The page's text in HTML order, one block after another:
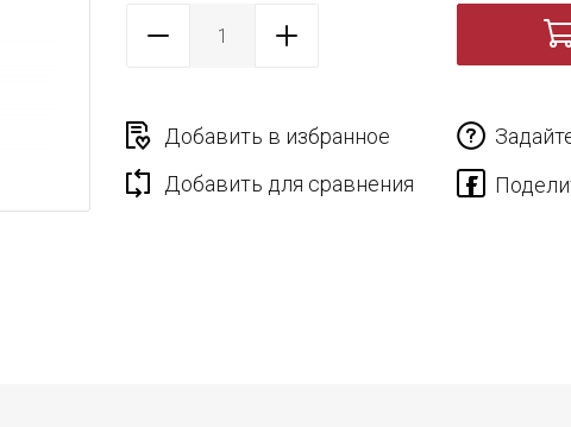
Добавить в избранное
Добавить для сравнения